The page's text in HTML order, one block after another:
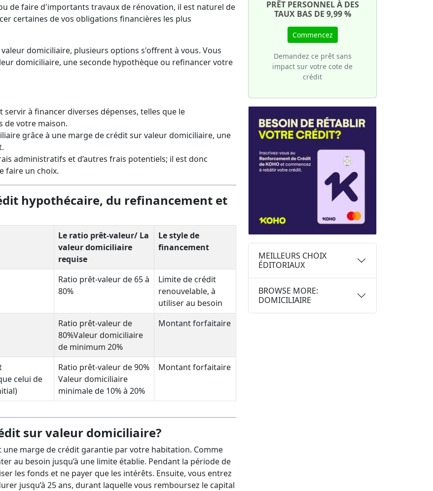
vérification bancaire
mort ?
Signification d'une libération de
Annuler une carte nuit-elle à votre
côté ?
Durée de la dette dans un dossier
Combien puis-je payer pour une
voiture?
Vérifier l'historique d'une voiture
d'hypothèque
PRÊT PERSONNEL À DES
TAUX BAS DE 9,99 %
Commencez
Demandez ce prêt sans
impact sur votre cote de
crédit
de faire d'importants travaux de rénovation, il est naturel de
certaines de vos obligations financières les plus
domiciliaire, plusieurs options s'offrent à vous. Vous
domiciliaire, une seconde hypothèque ou refinancer votre
à financer diverses dépenses, telles que le
de votre maison.
grâce à une marge de crédit sur valeur domiciliaire, une
administratifs et d’autres frais potentiels; il est donc
faire un choix.
hypothécaire, du refinancement et
Le ratio prêt-valeur/ La
valeur domiciliaire
requise
Le style de
financement
Ratio prêt-valeur de 65 à
80%
Limite de crédit
renouvelable, à
utiliser au besoin
Ratio prêt-valeur de
80%Valeur domiciliaire
de minimum 20%
Montant forfaitaire
celui de
Ratio prêt-valeur de 90%
Valeur domiciliaire
minimale de 10% à 20%
Montant forfaitaire
sur valeur domiciliaire?
marge de crédit garantie par votre habitation. Comme
au besoin jusqu’à une limite établie. Pendant la période de
les fonds et ne payer que les intérêts. Ensuite, vous entrez
jusqu’à 25 ans, durant laquelle vous remboursez le capital
MEILLEURS CHOIX
ÉDITORIAUX
BROWSE MORE:
DOMICILIAIRE